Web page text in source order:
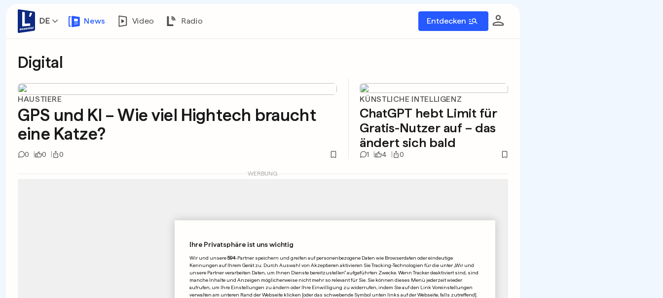
DE News Video Radio Entdecken
Digital
HAUSTIERE
GPS und KI – Wie viel Hightech braucht
eine Katze?
0 0 0
KÜNSTLICHE INTELLIGENZ
ChatGPT hebt Limit für
Gratis-Nutzer auf – das
ändert sich bald
1 4 0
WERBUNG
Ihre Privatsphäre ist uns wichtig
Wir und unsere594-Partner speichern und greifen auf personenbezogene Daten wie Browserdaten oder eindeutige
Kennungen auf Ihrem Gerät zu. Durch Auswahl von Akzeptieren aktivieren Sie Tracking-Technologien für die unter „Wir und
unsere Partner verarbeiten Daten, um Ihnen Dienste bereitzustellen“ aufgeführten Zwecke. Wenn Tracker deaktiviert sind, sind
manche Inhalte und Anzeigen möglicherweise nicht mehr so relevant für Sie. Sie können dieses Menü jederzeit wieder
aufrufen, um Ihre Einstellungen zu ändern oder Ihre Einwilligung zu widerrufen, indem Sie auf den Link Voreinstellungen
verwalten am unteren Rand der Webseite klicken [oder das schwebende Symbol unten links auf der Webseite, falls zutreffend].